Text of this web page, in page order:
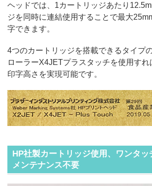
ヘッドでは、1カートリッジあたり
ジを同時に連結使用することで最大
字できます。
4つのカートリッジを搭載できるタイプ
ローラーX4JETプラスタッチを使用す
印字高さを実現可能です。
HP社製カートリッジ使用、ワンタッ
メンテナンス不要